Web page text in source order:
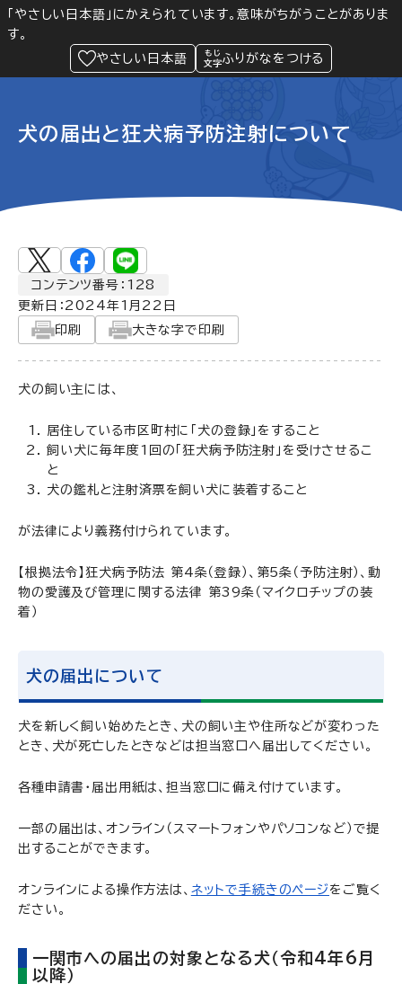
「やさしい日本語」にかえられています。意味がちがうことがありま
す。
やさしい日本語
ふりがなをつける
Language 閲覧支援
緊急情報
犬の届出と狂犬病予防注射について
コンテンツ番号：128
更新日： 2024年1月22日
印刷
大きな字で印刷
犬の飼い主には、
居住している市区町村に「犬の登録」をすること
飼い犬に毎年度1回の「狂犬病予防注射」を受けさせるこ
と
犬の鑑札と注射済票を飼い犬に装着すること
が法律により義務付けられています。
【根拠法令】狂犬病予防法 第4条（登録）、第5条（予防注射）、動
物の愛護及び管理に関する法律 第39条（マイクロチップの装
着）
犬の届出について
犬を新しく飼い始めたとき、犬の飼い主や住所などが変わった
とき、犬が死亡したときなどは担当窓口へ届出してください。
各種申請書・届出用紙は、担当窓口に備え付けています。
一部の届出は、オンライン（スマートフォンやパソコンなど）で提
出することができます。
オンラインによる操作方法は、 ネットで手続きのページ をご覧く
ださい。
一関市への届出の対象となる犬（令和4年6月
以降）